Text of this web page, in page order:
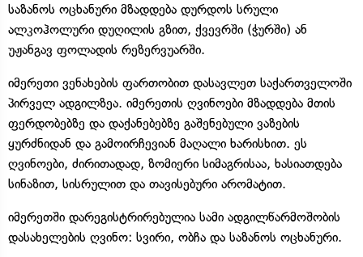
საზანოს ოცხანური მზადდება დურდოს სრული
ალკოჰოლური დუღილის გზით, ქვევრში (ჭურში) ან
უჟანგავ ფოლადის რეზერვუარში.
იმერეთი ვენახების ფართობით დასავლეთ საქართველოში
პირველ ადგილზეა. იმერეთის ღვინოები მზადდება მთის
ფერდობებზე და დაქანებებზე გაშენებული ვაზების
ყურძნიდან და გამოირჩევიან მაღალი ხარისხით. ეს
ღვინოები, ძირითადად, ზომიერი სიმაგრისაა, ხასიათდება
სინაზით, სისრულით და თავისებური არომატით.
იმერეთში დარეგისტრირებულია სამი ადგილწარმოშობის
დასახელების ღვინო: სვირი, ობჩა და საზანოს ოცხანური.